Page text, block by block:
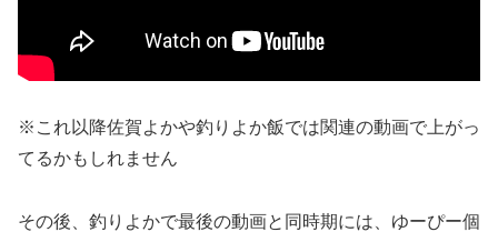
※これ以降佐賀よかや釣りよか飯では関連の動画で上がっ
てるかもしれません
その後、釣りよかで最後の動画と同時期には、ゆーぴー個